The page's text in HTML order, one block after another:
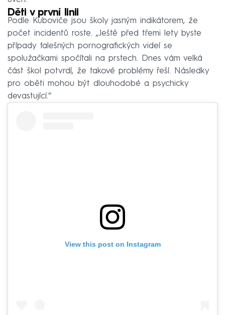
Děti v první linii
Podle Kuboviče jsou školy jasným indikátorem, že
počet incidentů roste. „Ještě před třemi lety byste
případy falešných pornografických videí se
spolužačkami spočítali na prstech. Dnes vám velká
část škol potvrdí, že takové problémy řeší. Následky
pro oběti mohou být dlouhodobé a psychicky
devastující.“
View this post on Instagram